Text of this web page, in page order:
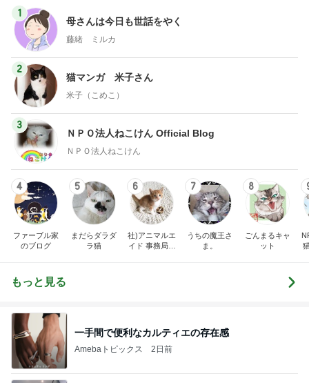
1
母さんは今日も世話をやく
藤緒 ミルカ
2
猫マンガ 米子さん
米子（こめこ）
3
ＮＰＯ法人ねこけん Official Blog
ＮＰＯ法人ねこけん
4
ファーブル家
のブログ
5
まだらダラダ
ラ猫
6
社)アニマルエ
イド 事務局＆
7
うちの魔王さ
ま。
8
ごんまるキャ
ット
もっと見る
一手間で便利なカルティエの存在感
Amebaトピックス 2日前